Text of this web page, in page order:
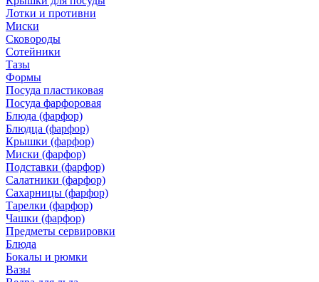
Лотки и противни
Миски
Сковороды
Сотейники
Тазы
Формы
Посуда пластиковая
Посуда фарфоровая
Блюда (фарфор)
Блюдца (фарфор)
Крышки (фарфор)
Миски (фарфор)
Подставки (фарфор)
Салатники (фарфор)
Сахарницы (фарфор)
Тарелки (фарфор)
Чашки (фарфор)
Предметы сервировки
Блюда
Бокалы и рюмки
Вазы